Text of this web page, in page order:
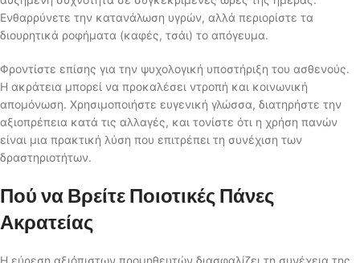
Ενθαρρύνετε την κατανάλωση υγρών, αλλά περιορίστε τα
διουρητικά ροφήματα (καφές, τσάι) το απόγευμα.
Φροντίστε επίσης για την ψυχολογική υποστήριξη του ασθενούς.
Η ακράτεια μπορεί να προκαλέσει ντροπή και κοινωνική
απομόνωση. Χρησιμοποιήστε ευγενική γλώσσα, διατηρήστε την
αξιοπρέπεια κατά τις αλλαγές, και τονίστε ότι η χρήση πανών
είναι μια πρακτική λύση που επιτρέπει τη συνέχιση των
δραστηριοτήτων.
Πού να Βρείτε Ποιοτικές Πάνες
Ακρατείας
Η εύρεση αξιόπιστων προμηθευτών διασφαλίζει τη συνέχεια της